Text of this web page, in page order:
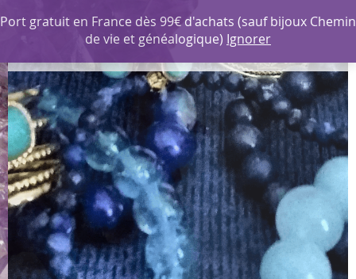
Les Corazines Créations
Port gratuit en France dès 99€ d'achats (sauf bijoux Chemin
de vie et généalogique) Ignorer